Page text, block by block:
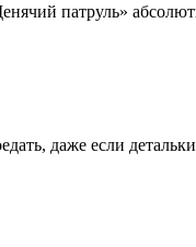
патруль»
даже если детальки